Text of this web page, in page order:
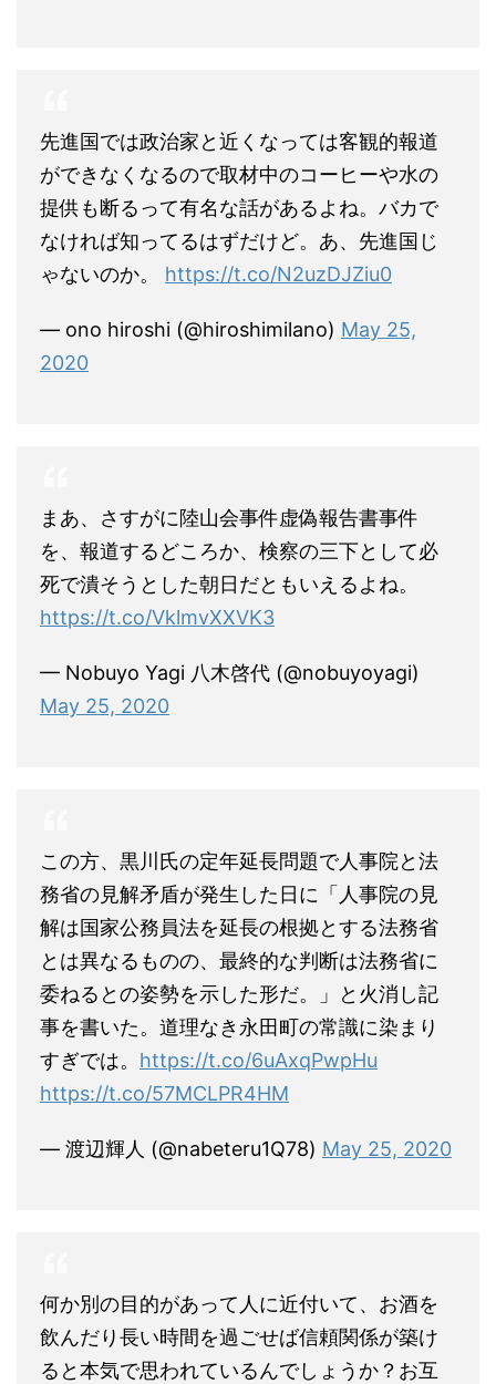
先進国では政治家と近くなっては客観的報道
ができなくなるので取材中のコーヒーや水の
提供も断るって有名な話があるよね。バカで
なければ知ってるはずだけど。あ、先進国じ
ゃないのか。 https://t.co/N2uzDJZiu0
— ono hiroshi (@hiroshimilano) May 25,
2020
まあ、さすがに陸山会事件虚偽報告書事件
を、報道するどころか、検察の三下として必
死で潰そうとした朝日だともいえるよね。
https://t.co/VklmvXXVK3
— Nobuyo Yagi 八木啓代 (@nobuyoyagi)
May 25, 2020
この方、黒川氏の定年延長問題で人事院と法
務省の見解矛盾が発生した日に「人事院の見
解は国家公務員法を延長の根拠とする法務省
とは異なるものの、最終的な判断は法務省に
委ねるとの姿勢を示した形だ。」と火消し記
事を書いた。道理なき永田町の常識に染まり
すぎでは。 https://t.co/6uAxqPwpHu
https://t.co/57MCLPR4HM
— 渡辺輝人 (@nabeteru1Q78) May 25, 2020
何か別の目的があって人に近付いて、お酒を
飲んだり長い時間を過ごせば信頼関係が築け
ると本気で思われているんでしょうか？お互